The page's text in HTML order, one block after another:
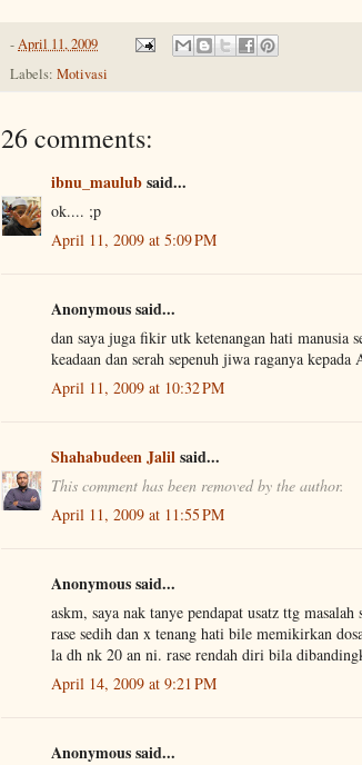
-April 11, 2009
Labels: Motivasi
26 comments:
ibnu_maulubsaid...
ok.... ;p
April 11, 2009 at 5:09 PM
Anonymous said...
dan saya juga fikir utk ketenangan hati manusia
keadaan dan serah sepenuh jiwa raganya
April 11, 2009 at 10:32 PM
Shahabudeen Jalilsaid...
This comment has been removed by the author.
April 11, 2009 at 11:55 PM
Anonymous said...
askm, saya nak tanye pendapat usatz ttg
rase sedih dan x tenang hati bile memikirkan
la dh nk 20 an ni. rase rendah diri bila
April 14, 2009 at 9:21 PM
Anonymous said...